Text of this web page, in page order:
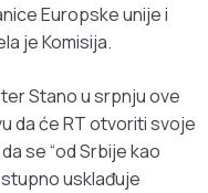
Europske unije i
je Komisija.
Stano u srpnju ove
da će RT otvoriti svoje
se “od Srbije kao
usklađuje